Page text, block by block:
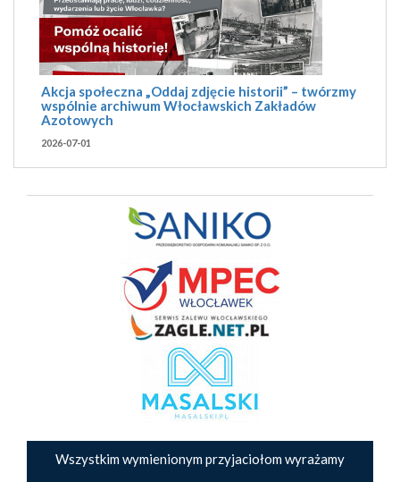
Akcja społeczna „Oddaj zdjęcie historii” – twórzmy
wspólnie archiwum Włocławskich Zakładów
Azotowych
2026-07-01
Wszystkim wymienionym przyjaciołom wyrażamy